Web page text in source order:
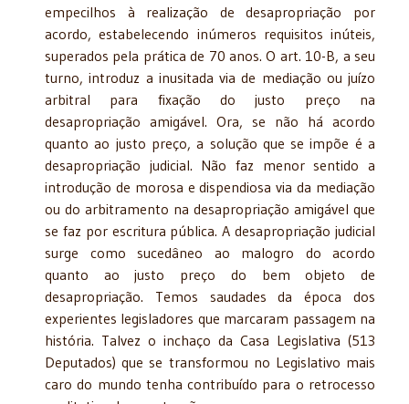
empecilhos à realização de desapropriação por
acordo, estabelecendo inúmeros requisitos inúteis,
superados pela prática de 70 anos. O art. 10-B, a seu
turno, introduz a inusitada via de mediação ou juízo
arbitral para fixação do justo preço na
desapropriação amigável. Ora, se não há acordo
quanto ao justo preço, a solução que se impõe é a
desapropriação judicial. Não faz menor sentido a
introdução de morosa e dispendiosa via da mediação
ou do arbitramento na desapropriação amigável que
se faz por escritura pública. A desapropriação judicial
surge como sucedâneo ao malogro do acordo
quanto ao justo preço do bem objeto de
desapropriação. Temos saudades da época dos
experientes legisladores que marcaram passagem na
história. Talvez o inchaço da Casa Legislativa (513
Deputados) que se transformou no Legislativo mais
caro do mundo tenha contribuído para o retrocesso